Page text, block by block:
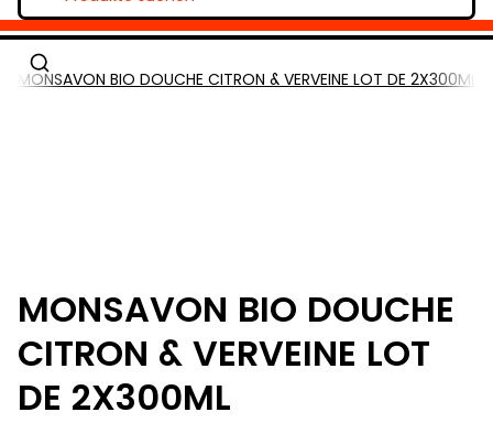
MONSAVON BIO DOUCHE CITRON & VERVEINE LOT DE 2X300ML
MONSAVON BIO DOUCHE
CITRON & VERVEINE LOT
DE 2X300ML